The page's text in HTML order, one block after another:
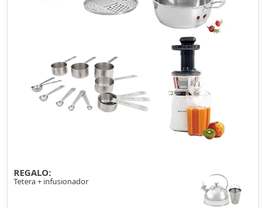
REGALO:
Tetera + infusionador